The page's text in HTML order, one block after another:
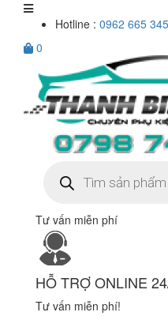
Hotline : 0962 665
0
kiếm
sản
Tư vấn miễn phí
HỖ TRỢ ONLINE
Tư vấn miễn phí!